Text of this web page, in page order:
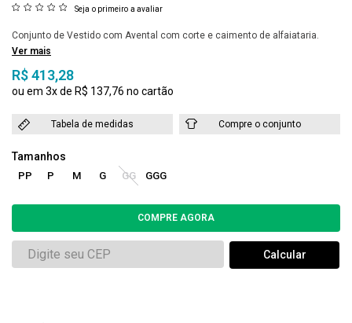
Seja o primeiro a avaliar
Conjunto de Vestido com Avental com corte e caimento de alfaiataria.
Ver mais
R$ 413,28
3x R$ 137,76
Tabela de medidas Compre o conjunto
PP P M G GG GGG